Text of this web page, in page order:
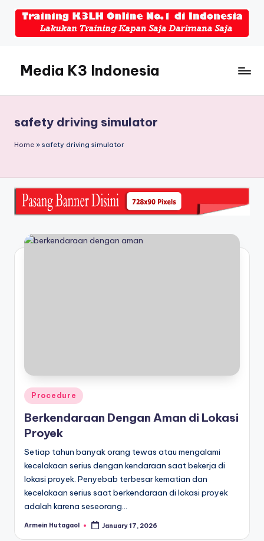
Media K3 Indonesia
Seputar
Dunia
K3LH
safety driving simulator
Home » safety driving simulator
Posted
in
Procedure
Berkendaraan Dengan Aman di Lokasi
Proyek
Setiap tahun banyak orang tewas atau mengalami
kecelakaan serius dengan kendaraan saat bekerja di
lokasi proyek. Penyebab terbesar kematian dan
kecelakaan serius saat berkendaraan di lokasi proyek
adalah karena seseorang…
Posted
Armein Hutagaol January 17, 2026